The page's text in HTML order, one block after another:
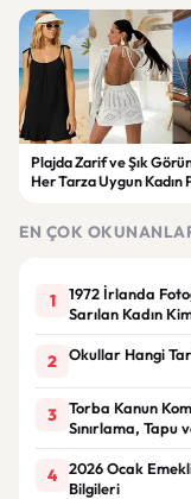
Plajda Zarif ve Şık
Her Tarza Uygun Kadın
EN ÇOK
1
1972 İrlanda
Sarılan Kadın
2 Okullar Hangi
3
Torba Kanun
Sınırlama, Tapu
4
2026 Ocak
Bilgileri